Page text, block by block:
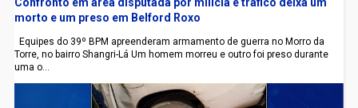
morto e um preso em Belford Roxo
Equipes do 39º BPM apreenderam armamento de guerra no Morro da
Torre, no bairro Shangri-Lá Um homem morreu e outro foi preso durante
uma o...